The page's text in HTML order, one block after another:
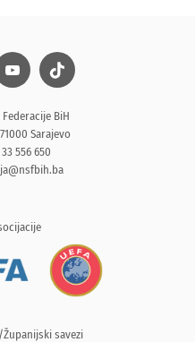
BiH
Sarajevo
556 650
savezi